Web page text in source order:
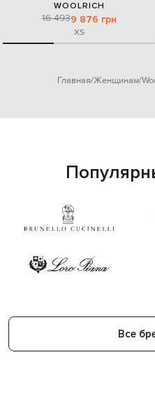
WOOLRICH
16 4939 876 грн
XS
Главная Женщинам
Все